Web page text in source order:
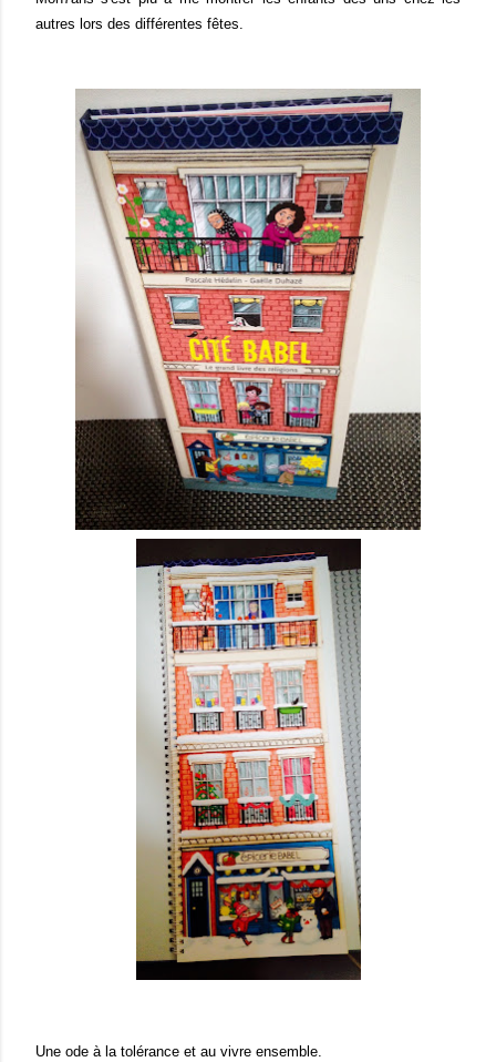
autres lors des différentes fêtes.
Une ode à la tolérance et au vivre ensemble.